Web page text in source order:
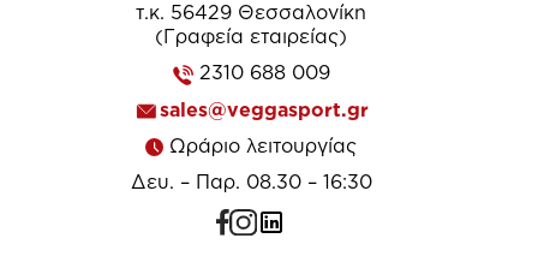
τ.κ. 56429 Θεσσαλονίκη
(Γραφεία εταιρείας)
2310 688 009
sales@veggasport.gr
Ωράριο λειτουργίας
Δευ. – Παρ. 08.30 – 16:30